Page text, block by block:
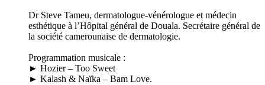
Dr Steve Tameu, dermatologue-vénérologue et médecin
esthétique à l’Hôpital général de Douala. Secrétaire général de
la société camerounaise de dermatologie.
Programmation musicale :
► Hozier – Too Sweet
► Kalash & Naïka – Bam Love.